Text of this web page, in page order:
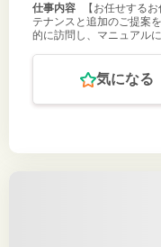
仕事内容
【お任せする
テナンスと追加のご提案
的に訪問し、マニュアル
気になる